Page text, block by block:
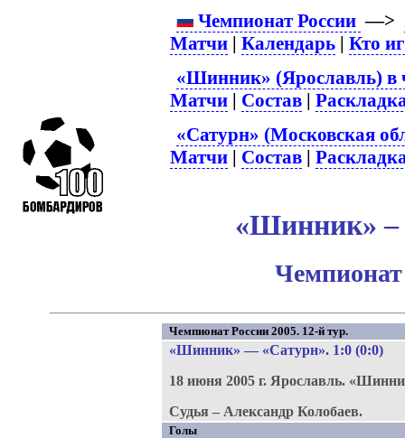
Чемпионат России —>
Матчи |Календарь |Кто
«Шинник» (Ярославль) в
Матчи | Состав |
«Сатурн» (Московская
Матчи | Состав |
«Шинник» –
Чемпионат
Чемпионат России 2005. 12-й тур.
«Шинник» — «Сатурн». 1:0 (0:0)
18 июня 2005 г. Ярославль.
Судья – Александр Колобаев.
Голы